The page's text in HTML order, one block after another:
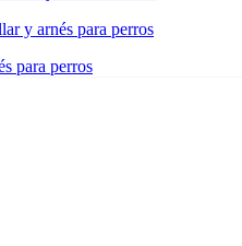
para perros